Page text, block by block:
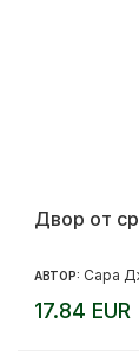
Двор от
АВТОР: Сара
17.84